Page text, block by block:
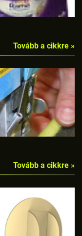
Tovább a cikkre »
Tovább a cikkre »